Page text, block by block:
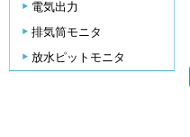
電気出力
排気筒モニタ
放水ピットモニタ